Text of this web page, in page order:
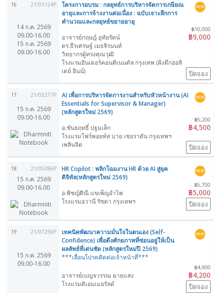
16 21/03124P
14 ก.ค. 2569
09.00-16.00
15 ก.ค. 2569
09.00-16.00
โครงการอบรม : กลยุทธ์การบริหารจัดการเกษียณ
อายุและการจ้างงานต่อเนื่อง : ฉบับเจาะลึกการ
คำนวณและกลยุทธ์ขยายอายุ
฿10,000
฿9,000
อาจารย์กฤษฎ์ อุทัยรัตน์
ดร.ธีรเศรษฐ์ เมธจิรนนท์
วิทยากรผู้ทรงคุณวุฒิ
โรงแรมอินเตอร์คอนติเนนตัล กรุงเทพ (ฝั่งตึกฮอลิ
เดย์ อินน์)
ปิดจอง
17 21/05277P
15 ก.ค. 2569
09.00-16.00
AI เพื่อการบริหารจัดการงานสำหรับหัวหน้างาน (AI
Essentials for Supervisor & Manager)
(หลักสูตรใหม่ 2569)
฿5,200
฿4,500
อ.ขันธฤทธิ์ ปฐมเล็ก
โรงแรมโฟร์พอยท์ส บาย เชอราตัน กรุงเทพฯ
เพลินจิต
ปิดจอง
18 21/05286P
15 ก.ค. 2569
09.00-16.00
HR Copilot : พลิกโฉมงาน HR ด้วย AI สู่ยุค
ดิจิทัล(หลักสูตรใหม่ 2569)
฿5,700
฿5,000
อ.พิชญ์ศิณี แขเพ็ญอำไพ
โรงแรมอวานี รัชดา กรุงเทพฯ
ปิดจอง
19 21/07256P
15 ก.ค. 2569
09.00-16.00
เทคนิคพัฒนาความมั่นใจในตนเอง (Self-
Confidence) เพื่อดึงศักยภาพที่ซ่อนอยู่ให้เป็น
ผลลัพธ์ที่เด่นชัด (หลักสูตรใหม่ปี 2569)
***เลื่อนโปรดติดต่อเจ้าหน้าที่***
฿4,900
฿4,200
อาจารย์เบญจวรรณ ฉายแสง
โรงแรมดิเอมเมอรัลด์
ปิดจอง